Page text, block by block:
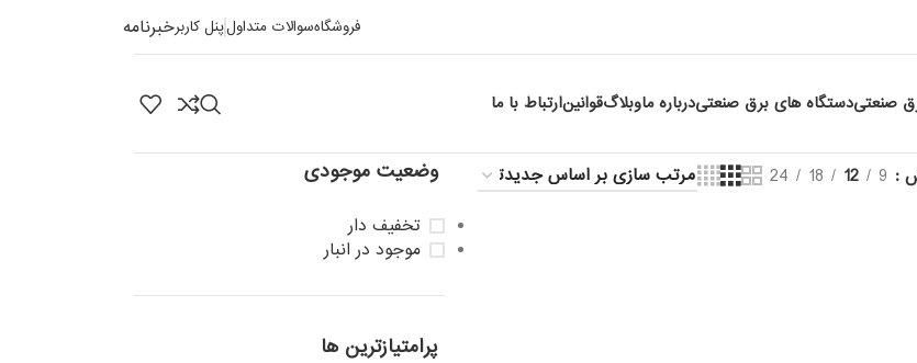
فروشگاهسوالات متداولپنل کاربرخبرنامه
صنعتیدستگاه های برق صنعتیدرباره ماوبلاگقوانینارتباط با ما
9
12
18
24 وضعیت موجودی
تخفیف دار
موجود در انبار
پرامتیازترین ها